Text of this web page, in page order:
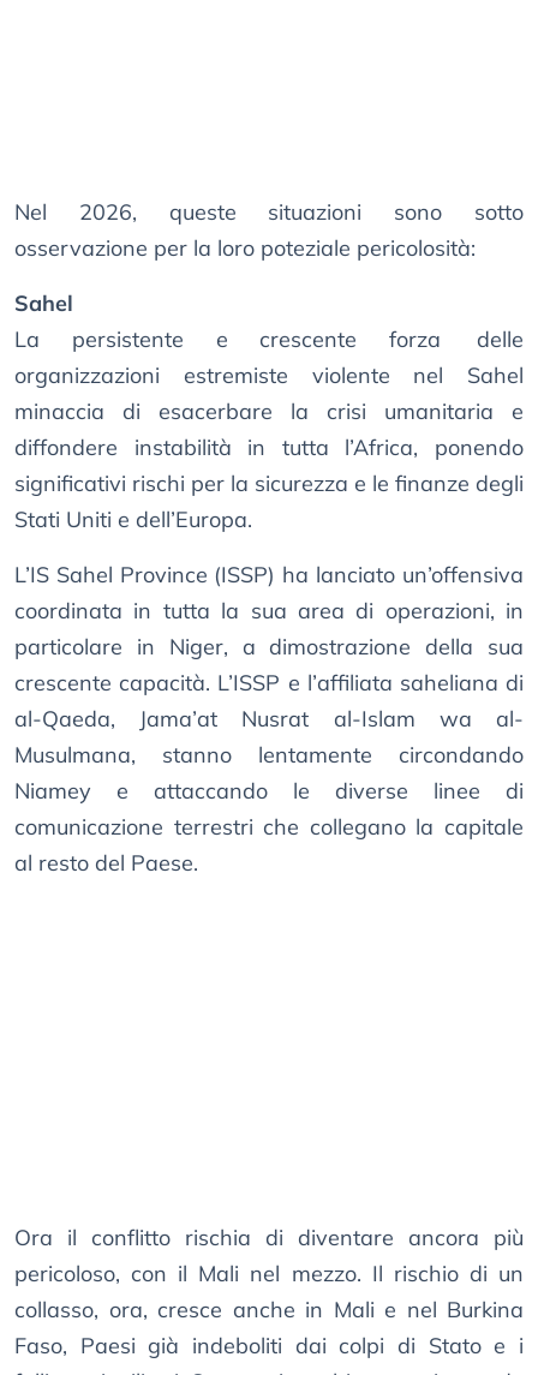
Nel 2026, queste situazioni sono sotto
osservazione per la loro poteziale pericolosità:
Sahel
La persistente e crescente forza delle
organizzazioni estremiste violente nel Sahel
minaccia di esacerbare la crisi umanitaria e
diffondere instabilità in tutta l’Africa, ponendo
significativi rischi per la sicurezza e le finanze degli
Stati Uniti e dell’Europa.
L’IS Sahel Province (ISSP) ha lanciato un’offensiva
coordinata in tutta la sua area di operazioni, in
particolare in Niger, a dimostrazione della sua
crescente capacità. L’ISSP e l’affiliata saheliana di
al-Qaeda, Jama’at Nusrat al-Islam wa al-
Musulmana, stanno lentamente circondando
Niamey e attaccando le diverse linee di
comunicazione terrestri che collegano la capitale
al resto del Paese.
Ora il conflitto rischia di diventare ancora più
pericoloso, con il Mali nel mezzo. Il rischio di un
collasso, ora, cresce anche in Mali e nel Burkina
Faso, Paesi già indeboliti dai colpi di Stato e i